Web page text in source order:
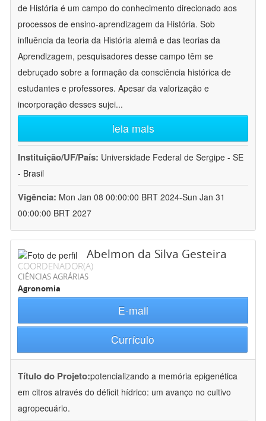
de História é um campo do conhecimento direcionado aos
processos de ensino-aprendizagem da História. Sob
influência da teoria da História alemã e das teorias da
Aprendizagem, pesquisadores desse campo têm se
debruçado sobre a formação da consciência histórica de
estudantes e professores. Apesar da valorização e
incorporação desses sujei...
leia mais
Instituição/UF/País: Universidade Federal de Sergipe - SE
- Brasil
Vigência: Mon Jan 08 00:00:00 BRT 2024-Sun Jan 31
00:00:00 BRT 2027
Abelmon da Silva Gesteira
COORDENADOR(A)
CIÊNCIAS AGRÁRIAS
Agronomia
E-mail
Currículo
Título do Projeto:potencializando a memória epigenética
em citros através do déficit hídrico: um avanço no cultivo
agropecuário.